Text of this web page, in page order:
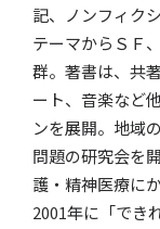
記、ノンフィク
テーマからＳＦ
群。著書は、共
ート、音楽など
ンを展開。地域
問題の研究会を
護・精神医療に
2001年に「でき